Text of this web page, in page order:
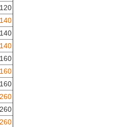
120
140
140
140
160
160
160
260
260
260